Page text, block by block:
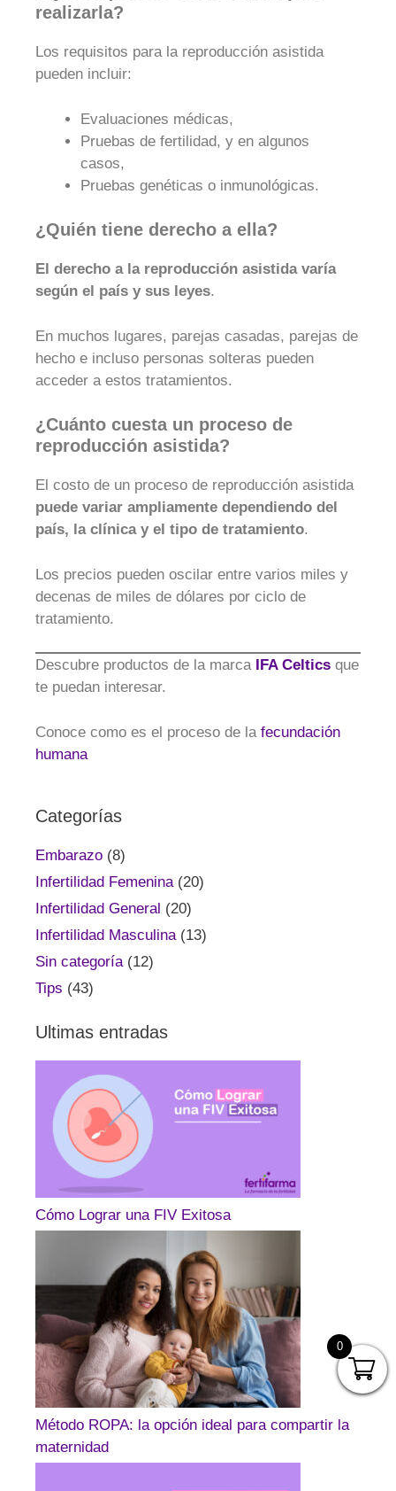
realizarla?
Los requisitos para la reproducción asistida
pueden incluir:
Evaluaciones médicas,
Pruebas de fertilidad, y en algunos
casos,
Pruebas genéticas o inmunológicas.
¿Quién tiene derecho a ella?
El derecho a la reproducción asistida varía
según el país y sus leyes.
En muchos lugares, parejas casadas, parejas de
hecho e incluso personas solteras pueden
acceder a estos tratamientos.
¿Cuánto cuesta un proceso de
reproducción asistida?
El costo de un proceso de reproducción asistida
puede variar ampliamente dependiendo del
país, la clínica y el tipo de tratamiento.
Los precios pueden oscilar entre varios miles y
decenas de miles de dólares por ciclo de
tratamiento.
Descubre productos de la marca IFA Celtics que
te puedan interesar.
Conoce como es el proceso de la fecundación
humana
Categorías
Embarazo (8)
Infertilidad Femenina(20)
Infertilidad General (20)
Infertilidad Masculina(13)
Sin categoría(12)
Tips (43)
Ultimas entradas
Cómo Lograr una FIV Exitosa
Método ROPA: la opción ideal para compartir la
maternidad
0